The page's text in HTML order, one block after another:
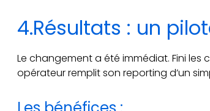
4.Résultats : un
Le changement a été immédiat. Fini les
opérateur remplit son reporting d’un